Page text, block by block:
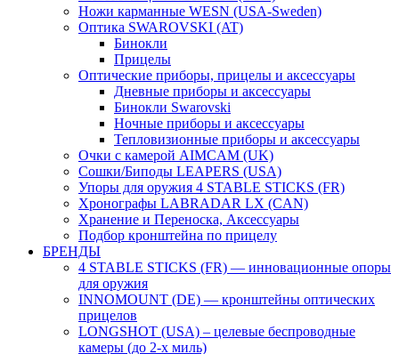
Ножи карманные WESN (USA-Sweden)
Оптика SWAROVSKI (AT)
Бинокли
Прицелы
Оптические приборы, прицелы и аксессуары
Дневные приборы и аксессуары
Бинокли Swarovski
Ночные приборы и аксессуары
Тепловизионные приборы и аксессуары
Очки с камерой AIMCAM (UK)
Сошки/Биподы LEAPERS (USA)
Упоры для оружия 4 STABLE STICKS (FR)
Хронографы LABRADAR LX (CAN)
Хранение и Переноска, Аксессуары
Подбор кронштейна по прицелу
БРЕНДЫ
4 STABLE STICKS (FR) — инновационные опоры
для оружия
INNOMOUNT (DE) — кронштейны оптических
прицелов
LONGSHOT (USA) – целевые беспроводные
камеры (до 2-х миль)